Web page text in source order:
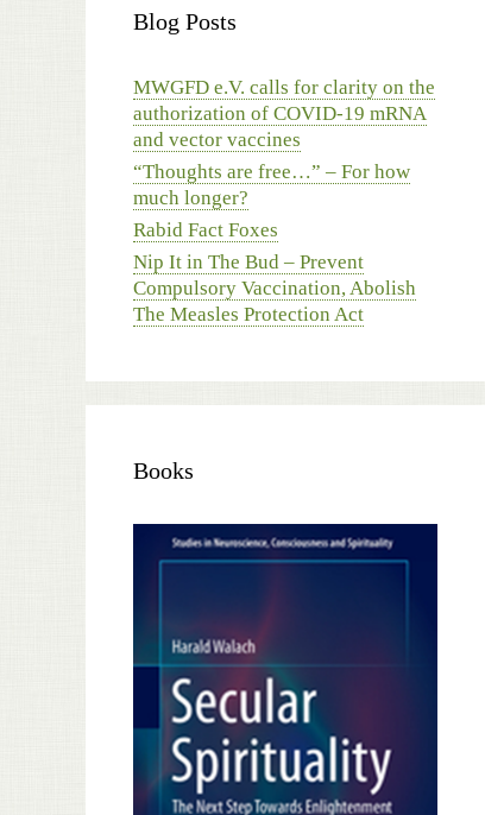
Blog Posts
MWGFD e.V. calls for clarity on the
authorization of COVID-19 mRNA
and vector vaccines
“Thoughts are free…” – For how
much longer?
Rabid Fact Foxes
Nip It in The Bud – Prevent
Compulsory Vaccination, Abolish
The Measles Protection Act
Books